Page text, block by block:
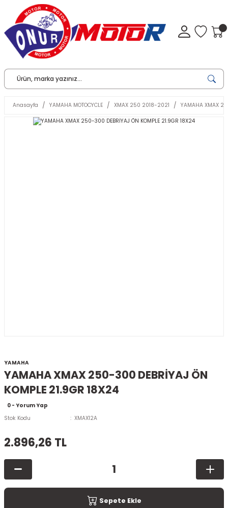
Anasayfa YAMAHA MOTOCYCLE XMAX 250 2018-2021 YAMAHA XMAX
YAMAHA
YAMAHA XMAX 250-300 DEBRİYAJ ÖN
KOMPLE 21.9GR 18X24
0 - Yorum Yap
Stok Kodu
XMAX12A
2.896,26 TL
Sepete Ekle